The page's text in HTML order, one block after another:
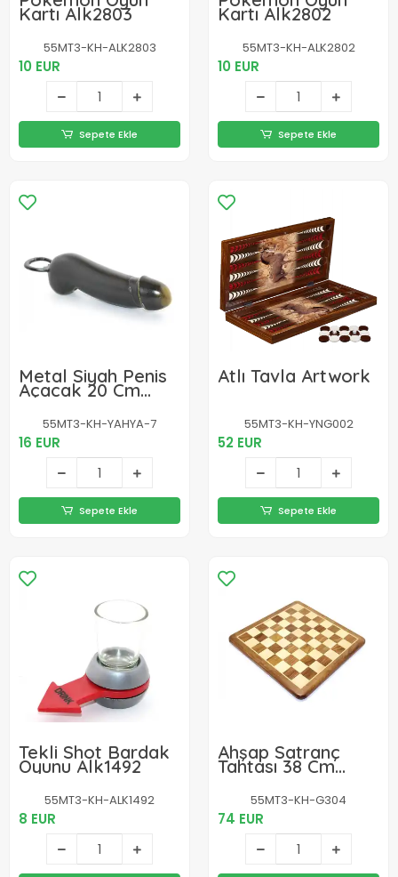
Kartı Alk2803
55MT3-KH-ALK2803
10 EUR
Sepete Ekle
Kartı Alk2802
55MT3-KH-ALK2802
10 EUR
Sepete Ekle
Metal Siyah Penis
Açacak 20 Cm
No:7
55MT3-KH-YAHYA-7
16 EUR
Sepete Ekle
Atlı Tavla Artwork
55MT3-KH-YNG002
52 EUR
Sepete Ekle
Tekli Shot Bardak
Oyunu Alk1492
55MT3-KH-ALK1492
8 EUR
Ahşap Satranç
Tahtası 38 Cm
G304
55MT3-KH-G304
74 EUR